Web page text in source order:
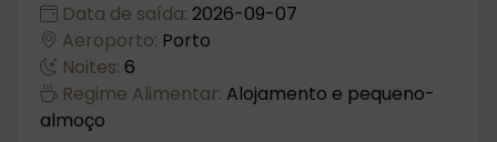
Data de saída: 2026-09-07
Aeroporto: Porto
Noites: 6
Regime Alimentar: Alojamento e pequeno-
almoço